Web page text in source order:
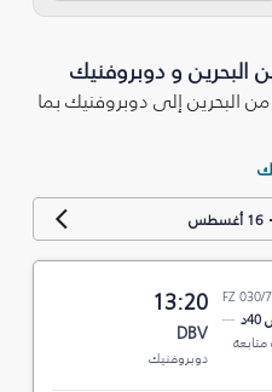
البحرين و دوبروفنيك
البحرين إلى دوبروفنيك بما
16 أغسطس
13:20
DBV
دوبروفنيك